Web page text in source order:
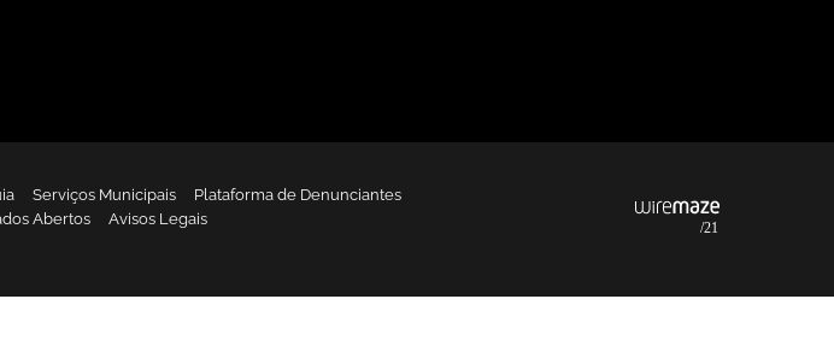
Serviços Municipais
Plataforma de Denunciantes
Abertos Avisos Legais